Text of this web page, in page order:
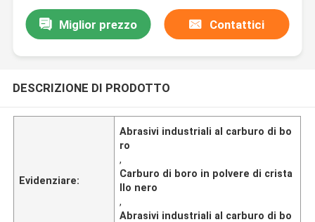
Miglior prezzo Contattici
DESCRIZIONE DI PRODOTTO
Evidenziare:
Abrasivi industriali al carburo di bo
ro
,
Carburo di boro in polvere di crista
llo nero
,
Abrasivi industriali al carburo di bo